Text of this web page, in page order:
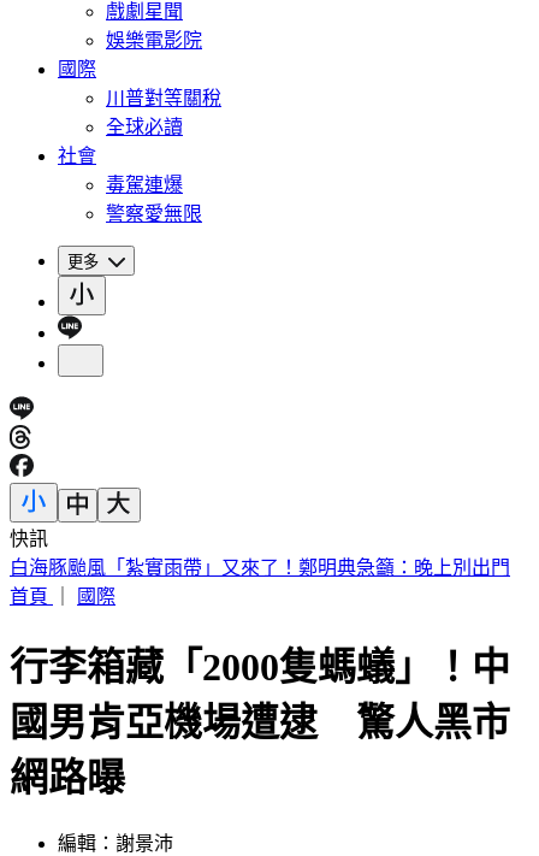
戲劇星聞
娛樂電影院
國際
川普對等關稅
全球必讀
社會
毒駕連爆
警察愛無限
更多
快訊
別只看台積電！ 外媒點名「2檔AI設備股」快上車
首頁
國際
行李箱藏「2000隻螞蟻」！中
國男肯亞機場遭逮 驚人黑市
網路曝
編輯：謝景沛